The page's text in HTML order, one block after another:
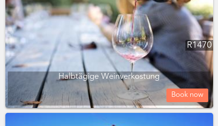
R1470
Halbtägige Weinverkostung
Book now